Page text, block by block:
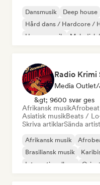
Dansmusik Deep house
Hård dans / Hardcore /
House-musik
Melodisk
Radio Krimi
Media Outlet/
&gt; 9600 svar ges
Afrikansk musik
Asiatisk musikBeats /
Skriva artiklarSända
Afrikansk musik
Brasiliansk musik
Internationell rap